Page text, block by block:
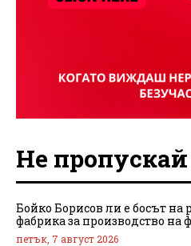
Не пропускай
Бойко Борисов ли е босът
фабрика за производство на
петък, 7 август 2026